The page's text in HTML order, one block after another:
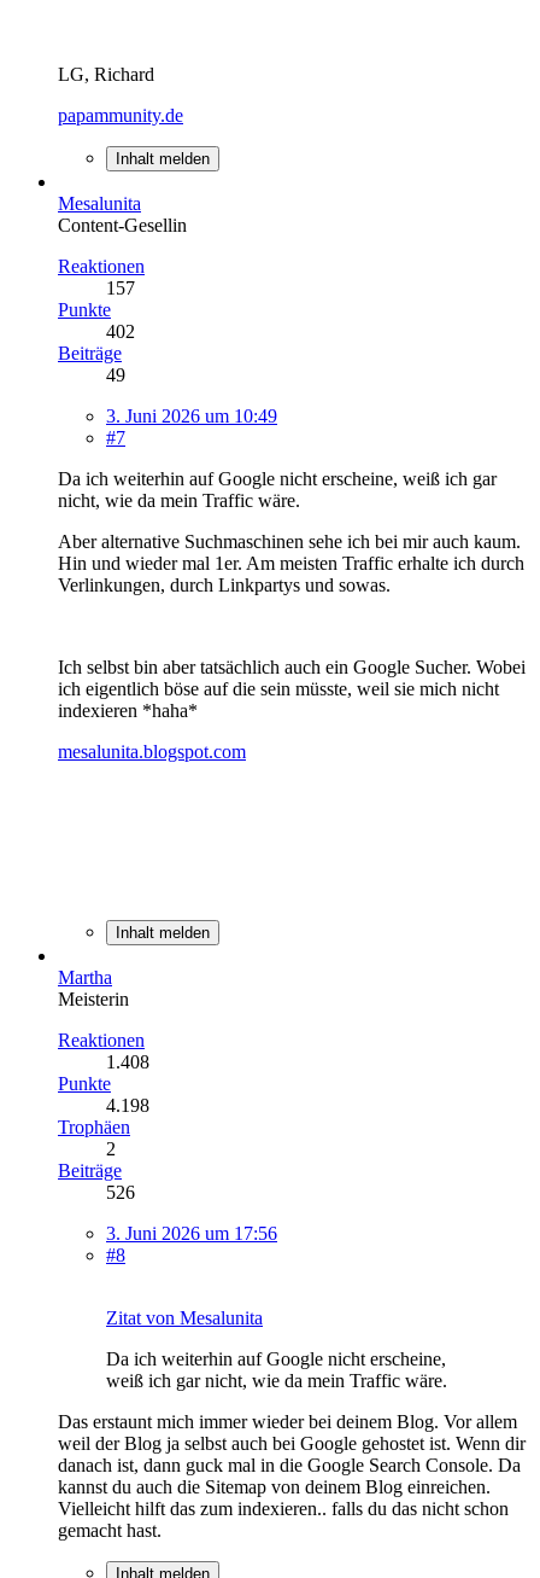
LG, Richard
papammunity.de
Inhalt melden
Mesalunita
Content-Gesellin
Reaktionen
157
Punkte
402
Beiträge
49
3. Juni 2026 um 10:49
#7
Da ich weiterhin auf Google nicht erscheine, weiß ich gar
nicht, wie da mein Traffic wäre.
Aber alternative Suchmaschinen sehe ich bei mir auch kaum.
Hin und wieder mal 1er. Am meisten Traffic erhalte ich durch
Verlinkungen, durch Linkpartys und sowas.
Ich selbst bin aber tatsächlich auch ein Google Sucher. Wobei
ich eigentlich böse auf die sein müsste, weil sie mich nicht
indexieren *haha*
mesalunita.blogspot.com
Inhalt melden
Martha
Meisterin
Reaktionen
1.408
Punkte
4.198
Trophäen
2
Beiträge
526
3. Juni 2026 um 17:56
#8
Zitat von Mesalunita
Da ich weiterhin auf Google nicht erscheine,
weiß ich gar nicht, wie da mein Traffic wäre.
Das erstaunt mich immer wieder bei deinem Blog. Vor allem
weil der Blog ja selbst auch bei Google gehostet ist. Wenn dir
danach ist, dann guck mal in die Google Search Console. Da
kannst du auch die Sitemap von deinem Blog einreichen.
Vielleicht hilft das zum indexieren.. falls du das nicht schon
gemacht hast.
Inhalt melden